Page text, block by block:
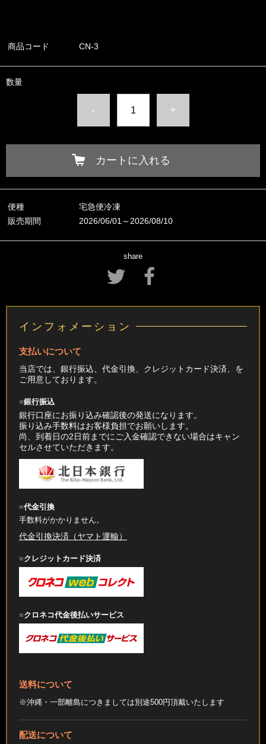
商品コード CN-3
数量
- +
カートに入れる
便種
宅急便冷凍
販売期間
2026/06/01～2026/08/10
share
インフォメーション
支払いについて
当店では、銀行振込、代金引換、クレジットカード決済、を
ご用意しております。
銀行振込
銀行口座にお振り込み確認後の発送になります。
振り込み手数料はお客様負担でお願いします。
尚、到着日の2日前までにご入金確認できない場合はキャン
セルさせていただきます。
代金引換
手数料がかかりません。
代金引換決済（ヤマト運輸）
クレジットカード決済
クロネコ代金後払いサービス
送料について
※沖縄・一部離島につきましては別途500円頂戴いたします
配送について